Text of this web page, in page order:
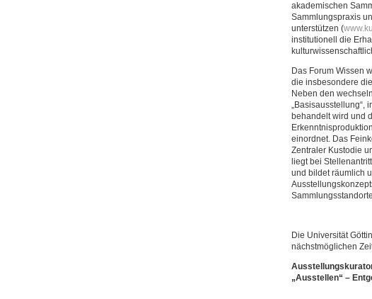
akademischen
Sammlungspraxis
unterstützen (
institutionell die
Das Forum Wissen
die insbesondere
Neben den
„Basisausstellung“,
behandelt wird und
einordnet. Das
Zentraler Kustodie
liegt bei
und bildet räumlich
Die Universität
nächstmöglichen
„Ausstellen“ –